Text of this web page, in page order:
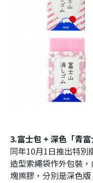
3.富士包 + 深色「青富
同年10月1日推出特別
造型索繩袋作外包裝
塊擦膠，分別是深色